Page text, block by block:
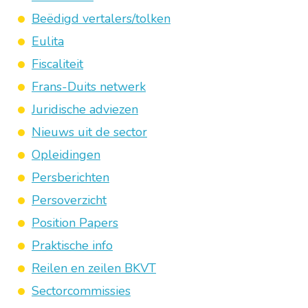
Beëdigd vertalers/tolken
Eulita
Fiscaliteit
Frans-Duits netwerk
Juridische adviezen
Nieuws uit de sector
Opleidingen
Persberichten
Persoverzicht
Position Papers
Praktische info
Reilen en zeilen BKVT
Sectorcommissies